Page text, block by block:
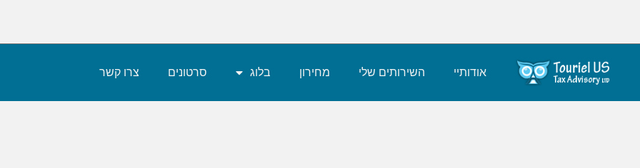
אודותיי השירותים שלי מחירון בלוג סרטונים צרו קשר